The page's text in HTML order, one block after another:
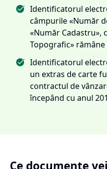
Identificatorul
câmpurile «Număr
«Număr Cadastru»,
Topografic»
Identificatorul
un extras de carte
contractul de
începând cu anul
Ce documente